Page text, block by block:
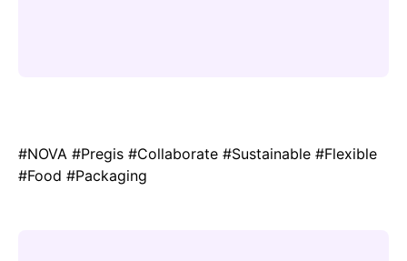
#NOVA #Pregis #Collaborate #Sustainable #Flexible
#Food #Packaging